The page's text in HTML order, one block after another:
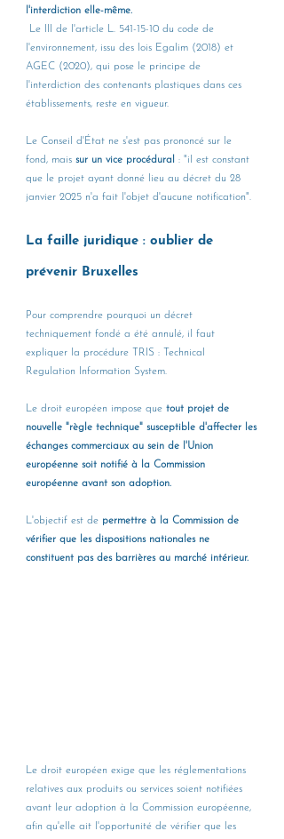
l'interdiction elle-même.
l'environnement, issu des lois Egalim (2018) et
AGEC (2020), qui pose le principe de
l'interdiction des contenants plastiques dans ces
établissements, reste en vigueur.
Le Conseil d'État ne s'est pas prononcé sur le
fond, mais sur un vice procédural : "il est constant
que le projet ayant donné lieu au décret du 28
janvier 2025 n'a fait l'objet d'aucune notification".
La faille juridique : oublier de
prévenir Bruxelles
Pour comprendre pourquoi un décret
techniquement fondé a été annulé, il faut
expliquer la procédure TRIS : Technical
Regulation Information System.
Le droit européen impose que tout projet de
nouvelle "règle technique" susceptible d'affecter les
échanges commerciaux au sein de l'Union
européenne soit notifié à la Commission
européenne avant son adoption.
L'objectif est de permettre à la Commission de
vérifier que les dispositions nationales ne
constituent pas des barrières au marché intérieur.
Le droit européen exige que les réglementations
relatives aux produits ou services soient notifiées
avant leur adoption à la Commission européenne,
afin qu'elle ait l'opportunité de vérifier que les